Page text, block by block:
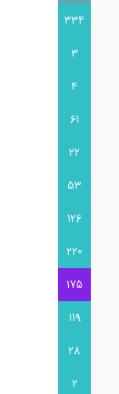
334
3
4
61
22
53
126
220
175
119
28
2